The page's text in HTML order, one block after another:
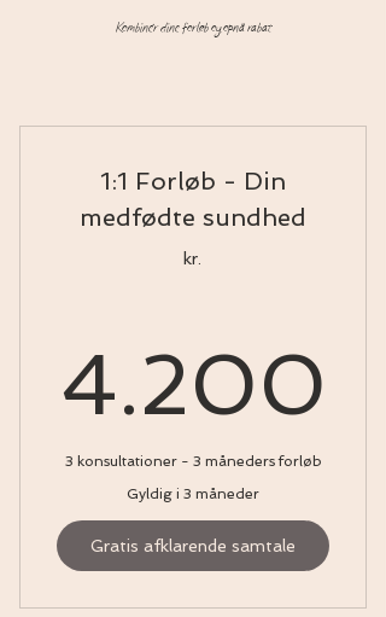
Kombinér dine forløb og opnå rabat
1:1 Forløb - Din
medfødte sundhed
kr.
4.200
3 konsultationer - 3 måneders forløb
Gyldig i 3 måneder
Gratis afklarende samtale